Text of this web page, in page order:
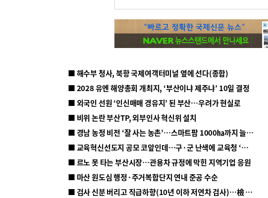
■ 해수부 청사, 북항 국제여객터미널 옆에 선다(종합)
■ 2028 유엔 해양총회 개최지, ‘부산이냐 제주냐’ 10일 결정
■ 외국인 선원 ‘인신매매 경유지’ 된 부산…우려가 현실로
■ 비위 논란 부산TP, 외부인사 혁신위 설치
■ 경남 농정 비전 ‘잘 사는 농촌’…스마트팜 1000㏊까지 늘린다
■ 교육혁신선도지 공모 코앞인데…구·군 난색에 교육청 ‘쩔쩔’
■ 르노 못 타는 부산시장…관용차 규정에 막힌 지역기업 응원
■ 마산 원도심 행정·주거복합단지 연내 준공 수순
■ 검사 신분 버리고 직급하향(10년 이하 저연차 검사)…檢 중수청행 기피